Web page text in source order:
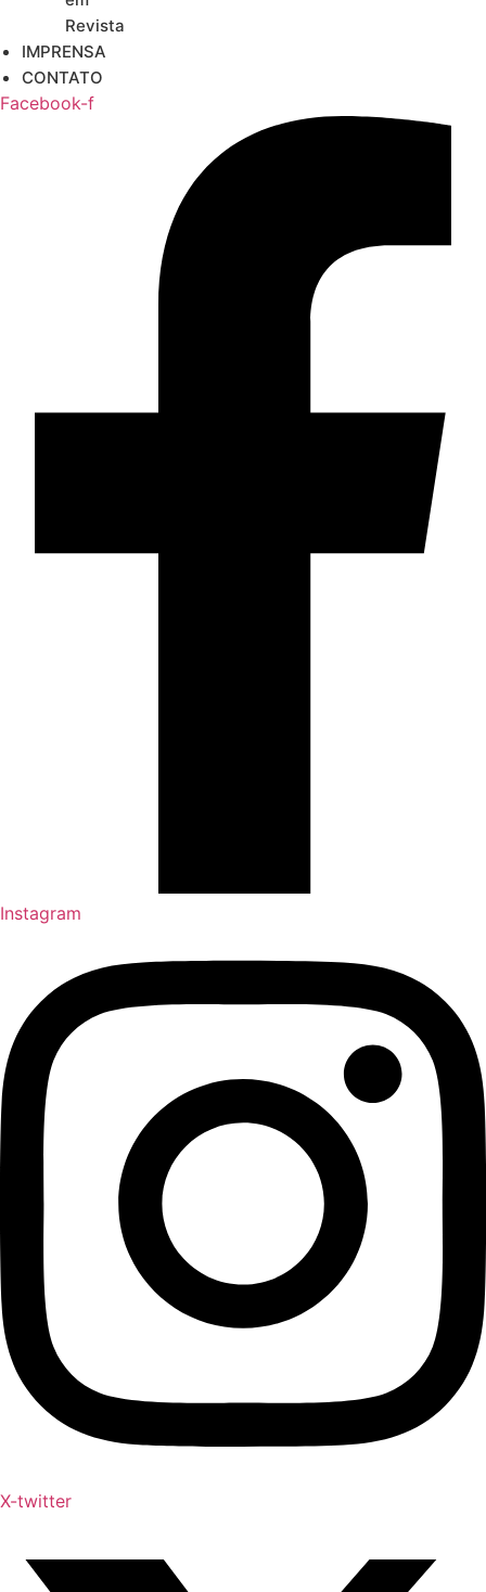
Revista
IMPRENSA
CONTATO
Facebook-f
Instagram
X-twitter